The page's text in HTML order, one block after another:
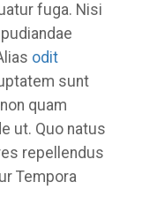
fuga. Nisi
odit
sunt
quam
ut. Quo natus
repellendus
Tempora